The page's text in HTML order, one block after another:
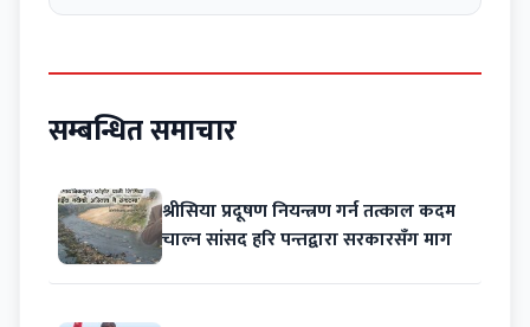
सम्बन्धित समाचार
श्रीसिया प्रदूषण नियन्त्रण गर्न तत्काल कदम
चाल्न सांसद हरि पन्तद्वारा सरकारसँग माग